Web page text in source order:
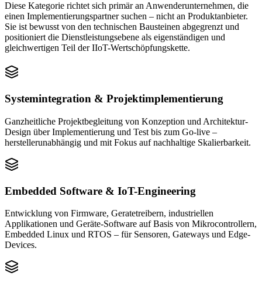
Diese Kategorie richtet sich primär an Anwenderunternehmen, die
einen Implementierungspartner suchen – nicht an Produktanbieter.
Sie ist bewusst von den technischen Bausteinen abgegrenzt und
positioniert die Dienstleistungsebene als eigenständigen und
gleichwertigen Teil der IIoT-Wertschöpfungskette.
Systemintegration & Projektimplementierung
Ganzheitliche Projektbegleitung von Konzeption und Architektur-
Design über Implementierung und Test bis zum Go-live –
herstellerunabhängig und mit Fokus auf nachhaltige Skalierbarkeit.
Embedded Software & IoT-Engineering
Entwicklung von Firmware, Geratetreibern, industriellen
Applikationen und Geräte-Software auf Basis von Mikrocontrollern,
Embedded Linux und RTOS – für Sensoren, Gateways und Edge-
Devices.